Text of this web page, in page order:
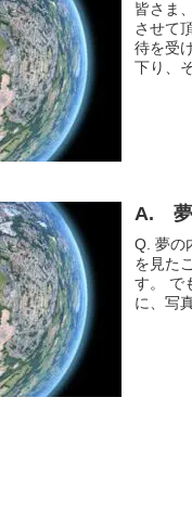
皆さま
させて
待を受
下り、
A. 夢
Q. 夢の
を見た
す。 で
に、写